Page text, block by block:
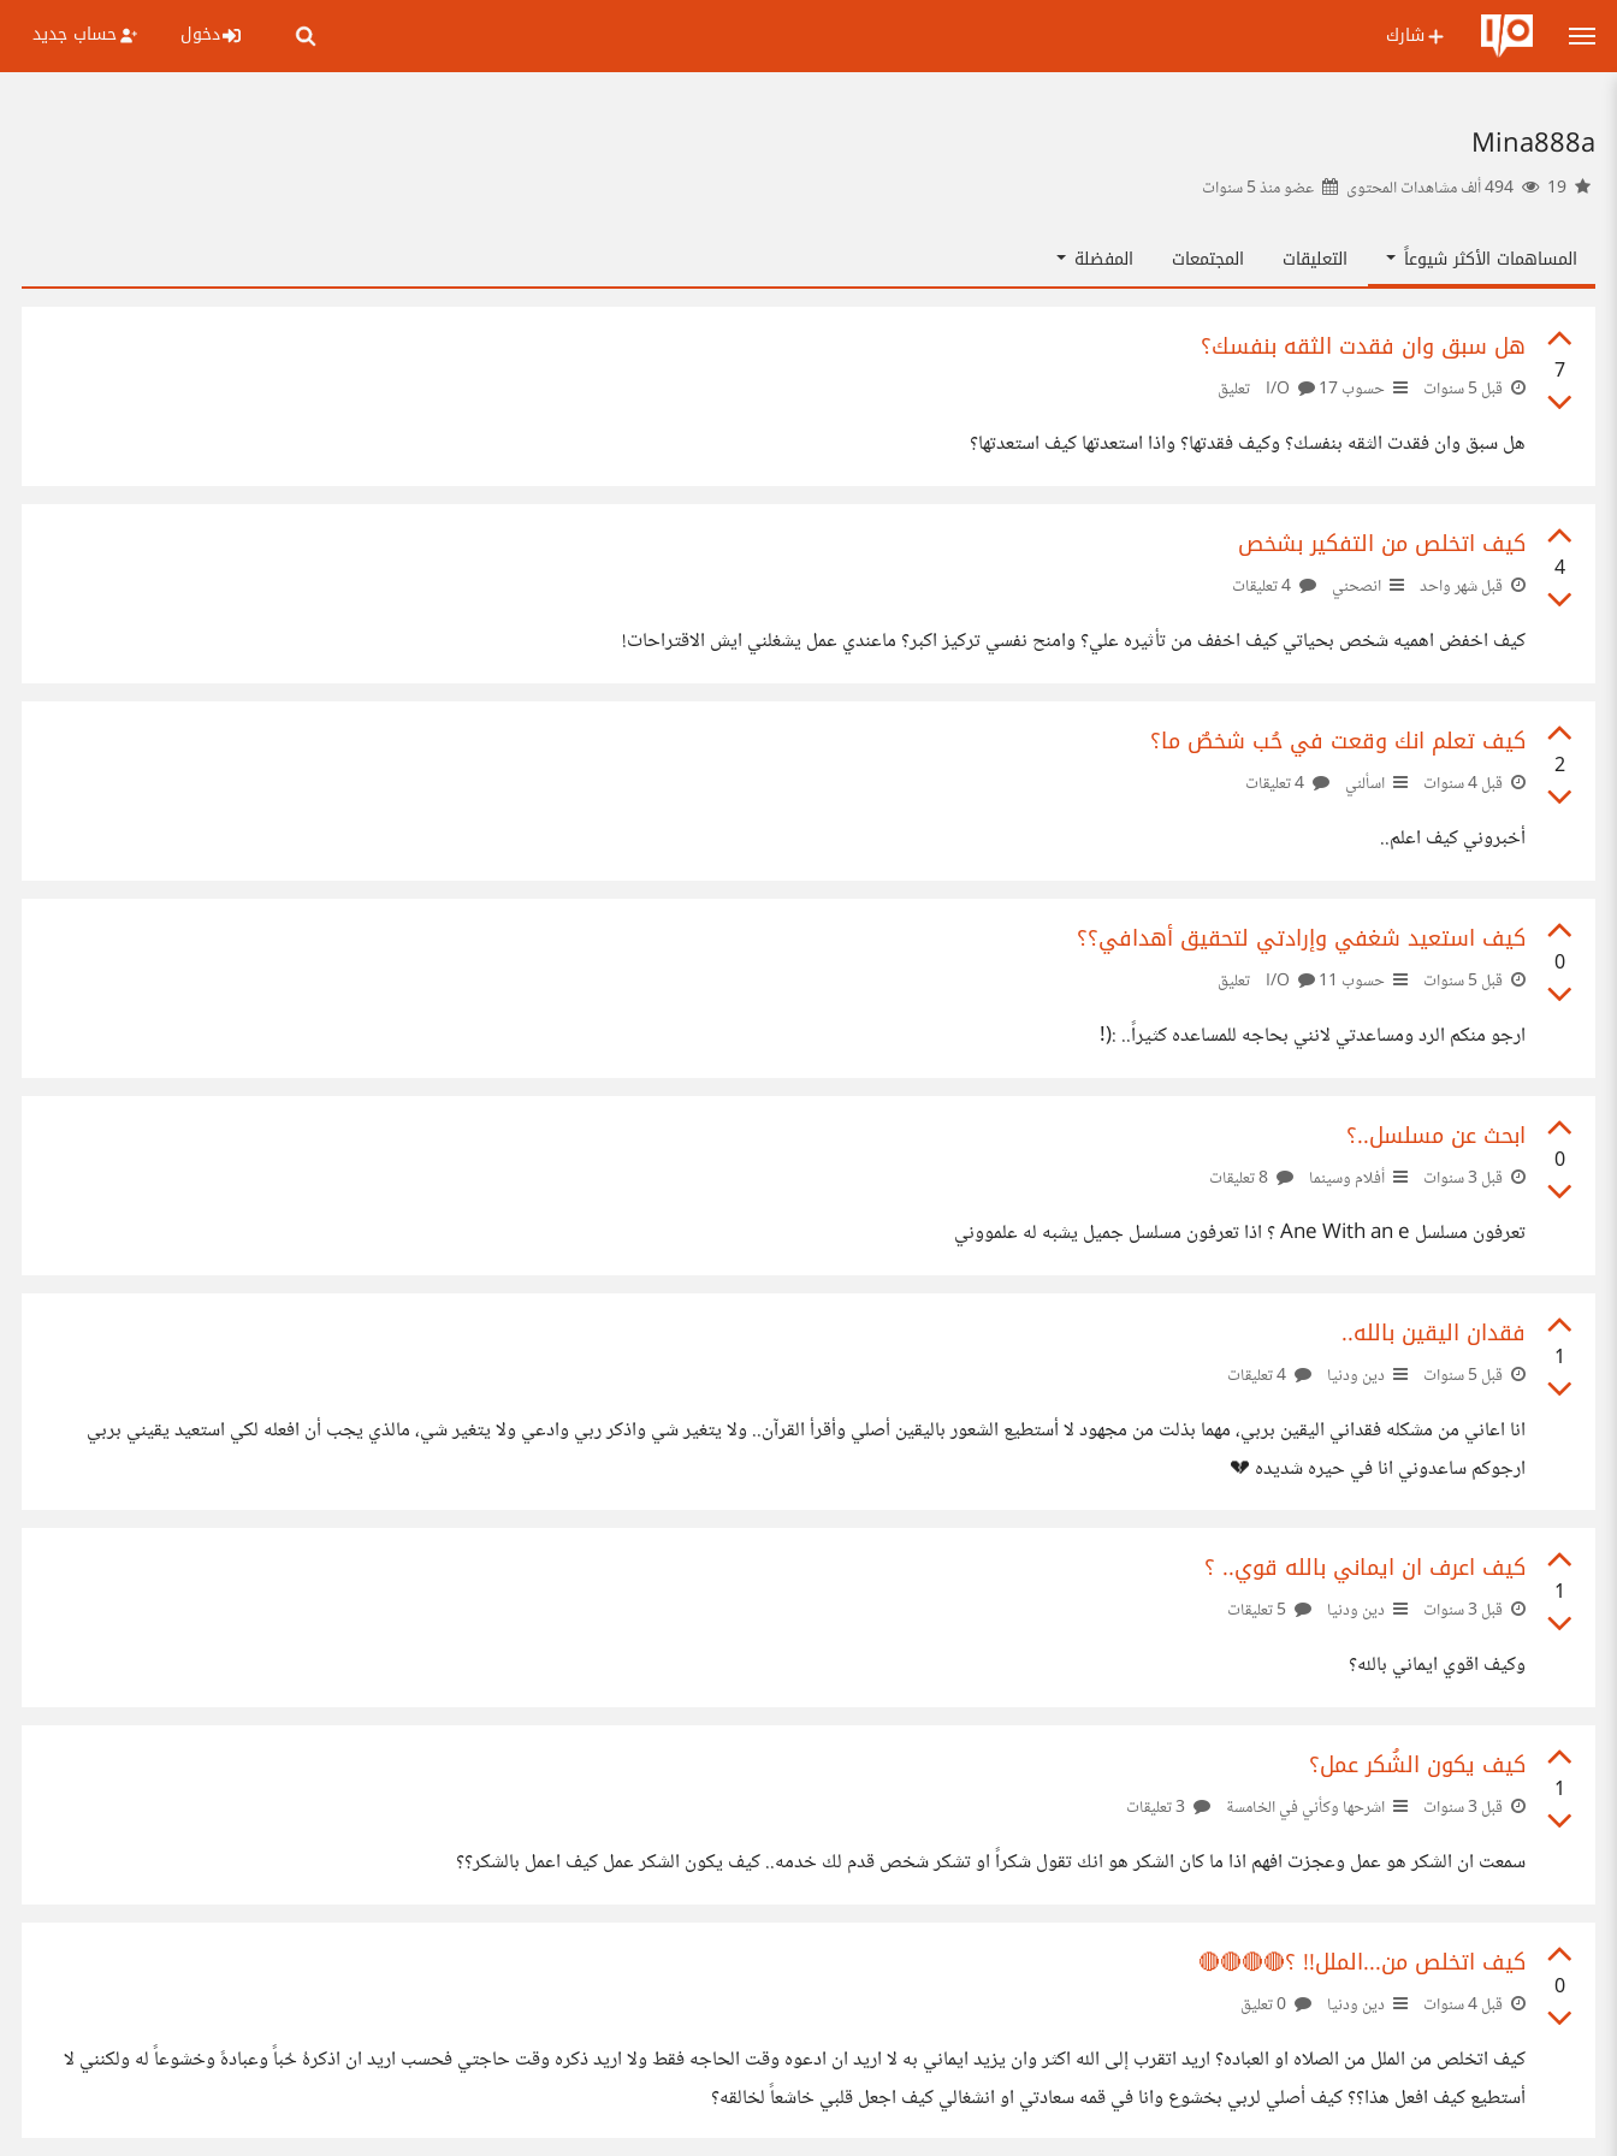
شارك دخول حساب جديد
Mina888a
عضو منذ5 سنوات
المساهمات الأكثر شيوعاً التعليقات المجتمعات المفضلة
7
هل سبق وان فقدت الثقه بنفسك؟
قبل 5 سنوات حسوب I/O17 تعليق
هل سبق وان فقدت الثقه بنفسك؟ وكيف فقدتها؟ واذا استعدتها كيف استعدتها؟
4
كيف اتخلص من التفكير بشخص
قبل شهر واحد انصحني
كيف اخفض اهميه شخص بحياتي كيف اخفف من تأثيره علي؟ وامنح نفسي تركيز اكبر؟ ماعندي عمل يشغلني ايش الاقتراحات!
2
كيف تعلم انك وقعت في حُب شخصٌ ما؟
قبل 4 سنوات اسألني
أخبروني كيف اعلم..
0
كيف استعيد شغفي وإرادتي لتحقيق أهدافي؟؟
قبل 5 سنوات حسوب I/O 11 تعليق
ارجو منكم الرد ومساعدتي لانني بحاجه للمساعده كثيراً.. :(!
0
ابحث عن مسلسل..؟
قبل 3 سنوات أفلام وسينما
تعرفون مسلسل Ane With an e ؟ اذا تعرفون مسلسل جميل يشبه له علمووني
1
فقدان اليقين بالله..
قبل 5 سنوات دين ودنيا
انا اعاني من مشكله فقداني اليقين بربي، مهما بذلت من مجهود لا أستطيع الشعور باليقين أصلي وأقرأ القرآن.. ولا يتغير شي واذكر ربي وادعي ولا يتغير شي، مالذي يجب أن افعله لكي استعيد يقيني بربي
ارجوكم ساعدوني انا في حيره شديده 💔
1
كيف اعرف ان ايماني بالله قوي.. ؟
قبل 3 سنوات دين ودنيا
وكيف اقوي ايماني بالله؟
1
كيف يكون الشُكر عمل؟
قبل 3 سنوات اشرحها وكأني في الخامسة
سمعت ان الشكر هو عمل وعجزت افهم اذا ما كان الشكر هو انك تقول شكراً او تشكر شخص قدم لك خدمه.. كيف يكون الشكر عمل كيف اعمل بالشكر؟؟
0
كيف اتخلص من...الملل!! ؟🔴🔴🔴🔴
قبل 4 سنوات دين ودنيا
كيف اتخلص من الملل من الصلاه او العباده؟ اريد اتقرب إلى الله اكثر وان يزيد ايماني به لا اريد ان ادعوه وقت الحاجه فقط ولا اريد ذكره وقت حاجتي فحسب اريد ان اذكرهُ حُباً وعبادهً وخشوعاً له ولكنني لا
أستطيع كيف افعل هذا؟؟ كيف أصلي لربي بخشوع وانا في قمه سعادتي او انشغالي كيف اجعل قلبي خاشعاً لخالقه؟